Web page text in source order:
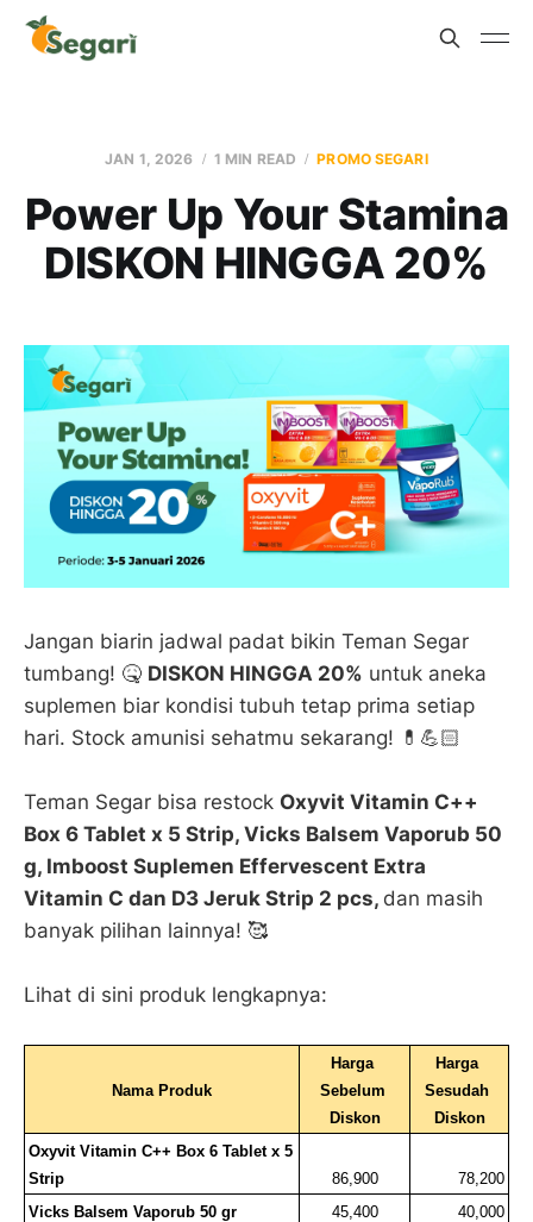
JAN 1, 2026 1 MIN READ PROMO SEGARI
Power Up Your Stamina
DISKON HINGGA 20%
Jangan biarin jadwal padat bikin Teman Segar
tumbang! 🤒 DISKON HINGGA 20% untuk aneka
suplemen biar kondisi tubuh tetap prima setiap
hari. Stock amunisi sehatmu sekarang! 💊💪🏻
Teman Segar bisa restock Oxyvit Vitamin C++
Box 6 Tablet x 5 Strip, Vicks Balsem Vaporub 50
g, Imboost Suplemen Effervescent Extra
Vitamin C dan D3 Jeruk Strip 2 pcs, dan masih
banyak pilihan lainnya! 🥰
Lihat di sini produk lengkapnya:
Nama Produk
Harga
Sebelum
Diskon
Harga
Sesudah
Diskon
Oxyvit Vitamin C++ Box 6 Tablet x 5
Strip
86,900
78,200
Vicks Balsem Vaporub 50 gr
45,400
40,000